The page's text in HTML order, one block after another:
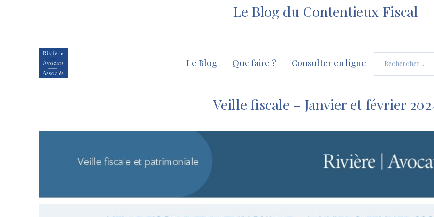
Le Blog du Contentieux Fiscal
Le Blog Que faire ? Consulter en ligne
Veille fiscale – Janvier et février